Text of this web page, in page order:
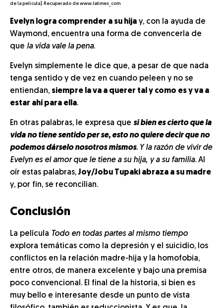
de la película]. Recuperado de www.latimes. com
Evelyn logra comprender a su hija y, con la ayuda de
Waymond, encuentra una forma de convencerla de
que la vida vale la pena.
Evelyn simplemente le dice que, a pesar de que nada
tenga sentido y de vez en cuando peleen y no se
entiendan, siempre la va a querer tal y como es y va a
estar ahí para ella.
En otras palabras, le expresa que si bien es cierto que la
vida no tiene sentido per se, esto no quiere decir que no
podemos dárselo nosotros mismos. Y la razón de vivir de
Evelyn es el amor que le tiene a su hija, y a su familia. Al
oír estas palabras,Joy/Jobu Tupaki abraza a su madre
y, por fin, se reconcilian.
Conclusión
La película Todo en todas partes al mismo tiempo
explora temáticas como la depresión y el suicidio, los
conflictos en la relación madre-hija y la homofobia,
entre otros, de manera excelente y bajo una premisa
poco convencional. El final de la historia, si bien es
muy bello e interesante desde un punto de vista